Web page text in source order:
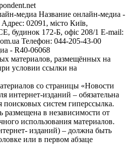
медиа Название онлайн-медиа -
02091, місто Київ,
172-Б, офіс 208/1 E-mail:
Телефон: 044-205-43-00
- R40-06068
материалов, размещённых на
условии ссылки на
со страницы «Новости
интернет-изданий – обязательна
поисковых систем гиперссылка.
в независимости от
использования материалов.
изданий) – должна быть
или в первом абзаце